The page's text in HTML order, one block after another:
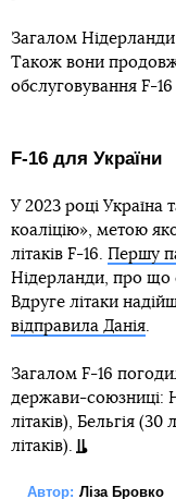
Загалом Нідерланди
Також вони
обслуговування F-
F-16 для України
У 2023 році Україна
коаліцію», метою
літаків F-16. Першу
Нідерланди, про що
Вдруге літаки
відправила Данія.
Загалом F-16
держави-союзниці:
літаків), Бельгія (30
літаків).
Автор: Ліза Бровко